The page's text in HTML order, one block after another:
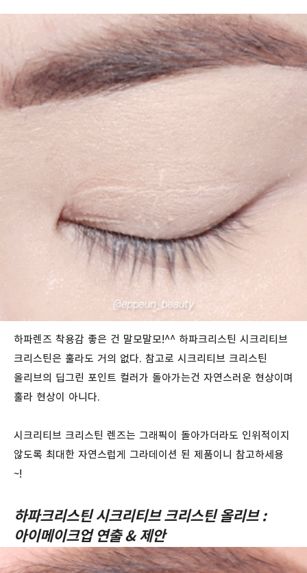
하파렌즈 착용감 좋은 건 말모말모!^^ 하파크리스틴 시크리티브
크리스틴은 훌라도 거의 없다. 참고로 시크리티브 크리스틴
올리브의 딥그린 포인트 컬러가 돌아가는건 자연스러운 현상이며
훌라 현상이 아니다.
시크리티브 크리스틴 렌즈는 그래픽이 돌아가더라도 인위적이지
않도록 최대한 자연스럽게 그라데이션 된 제품이니 참고하세용
~!
하파크리스틴 시크리티브 크리스틴 올리브 :
아이메이크업 연출 & 제안